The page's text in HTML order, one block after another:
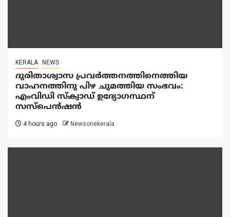
KERALA NEWS
ദുരിതാശ്വാസ പ്രവർത്തനത്തിനെത്തിയ
വാഹനത്തിനു പിഴ ചുമത്തിയ സംഭവം:
എംവിഡി സ്ക്വാഡ് ഉദ്യോഗസ്ഥന്
സസ്പെൻഷൻ
4 hours ago Newsonekerala